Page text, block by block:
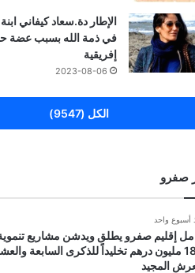
الإطار دة.سعاد كيفاني
في ذمة الله بسبب عضة
إفريقية
2023-08-06
الكل (9547)
صفرو
أسبوع واحد
إقليم صفرو يطلق ويدشن مشاريع
186 مليون درهم تخليداً للذكرى السابعة
المجيد